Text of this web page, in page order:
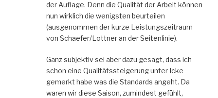
der Auflage. Denn die Qualität der Arbeit können
nun wirklich die wenigsten beurteilen
(ausgenommen der kurze Leistungszeitraum
von Schaefer/Lottner an der Seitenlinie).
Ganz subjektiv sei aber dazu gesagt, dass ich
schon eine Qualitätssteigerung unter Icke
gemerkt habe was die Standards angeht. Da
waren wir diese Saison, zumindest gefühlt,